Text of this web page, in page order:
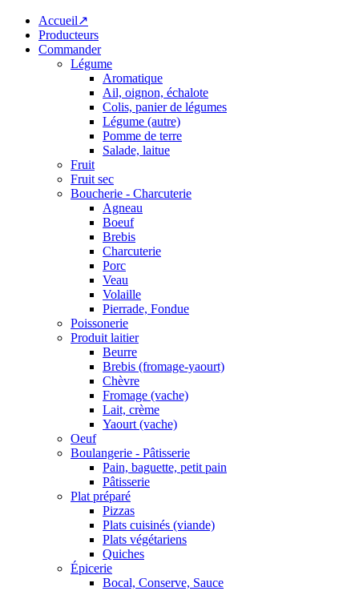
Accueil↗
Producteurs
Commander
Légume
Aromatique
Ail, oignon, échalote
Colis, panier de légumes
Légume (autre)
Pomme de terre
Salade, laitue
Fruit
Fruit sec
Boucherie - Charcuterie
Agneau
Boeuf
Brebis
Charcuterie
Porc
Veau
Volaille
Pierrade, Fondue
Poissonerie
Produit laitier
Beurre
Brebis (fromage-yaourt)
Chèvre
Fromage (vache)
Lait, crème
Yaourt (vache)
Oeuf
Boulangerie - Pâtisserie
Pain, baguette, petit pain
Pâtisserie
Plat préparé
Pizzas
Plats cuisinés (viande)
Plats végétariens
Quiches
Épicerie
Bocal, Conserve, Sauce